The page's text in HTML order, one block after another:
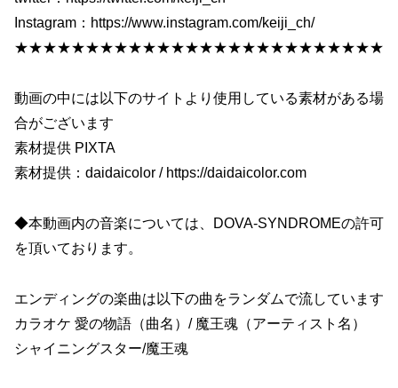
Instagram：https://www.instagram.com/keiji_ch/
★★★★★★★★★★★★★★★★★★★★★★★★★★
動画の中には以下のサイトより使用している素材がある場
合がございます
素材提供 PIXTA
素材提供：daidaicolor / https://daidaicolor.com
◆本動画内の音楽については、DOVA-SYNDROMEの許可
を頂いております。
エンディングの楽曲は以下の曲をランダムで流しています
カラオケ 愛の物語（曲名）/ 魔王魂（アーティスト名）
シャイニングスター/魔王魂